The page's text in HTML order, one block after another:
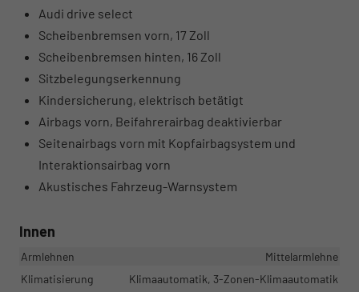
Audi drive select
Scheibenbremsen vorn, 17 Zoll
Scheibenbremsen hinten, 16 Zoll
Sitzbelegungserkennung
Kindersicherung, elektrisch betätigt
Airbags vorn, Beifahrerairbag deaktivierbar
Seitenairbags vorn mit Kopfairbagsystem und
Interaktionsairbag vorn
Akustisches Fahrzeug-Warnsystem
Innen
Armlehnen
Mittelarmlehne
Klimatisierung
Klimaautomatik, 3-Zonen-Klimaautomatik